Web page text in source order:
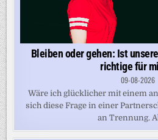
Bleiben oder gehen: Ist
richtige für
09-08-2026
Wäre ich glücklicher mit einem
sich diese Frage in einer
an Trennung.